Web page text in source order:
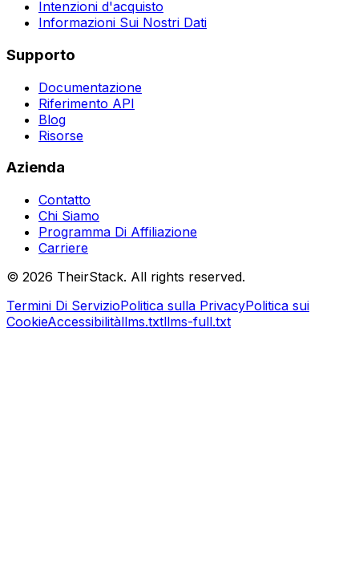
Intenzioni d'acquisto
Informazioni Sui Nostri Dati
Supporto
Documentazione
Riferimento API
Blog
Risorse
Azienda
Contatto
Chi Siamo
Programma Di Affiliazione
Carriere
© 2026 TheirStack. All rights reserved.
Termini Di ServizioPolitica sulla PrivacyPolitica sui
CookieAccessibilitàllms.txtllms-full.txt